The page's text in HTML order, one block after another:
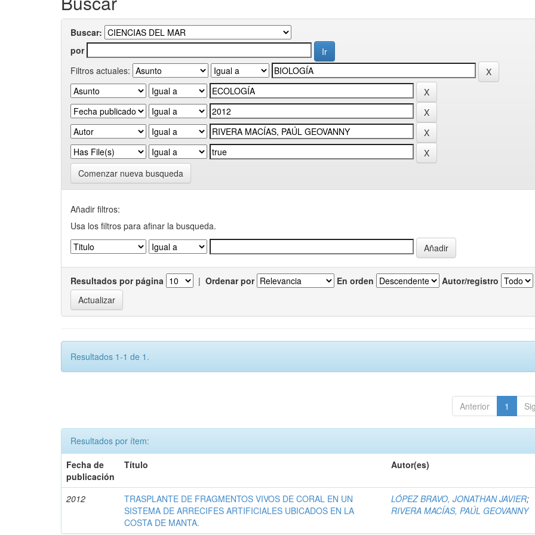
Buscar:
por
Filtros actuales:
Comenzar nueva busqueda
Añadir filtros:
Usa los filtros para afinar la busqueda.
Resultados por página | Ordenar por En orden Autor/registro
Resultados 1-1 de 1.
Anterior 1
Resultados por ítem:
Fecha de
publicación
Título Autor(es)
2012
TRASPLANTE DE FRAGMENTOS VIVOS DE CORAL EN UN
SISTEMA DE ARRECIFES ARTIFICIALES UBICADOS EN LA
COSTA DE MANTA.
LÓPEZ BRAVO, JONATHAN JAVIER;
RIVERA MACÍAS, PAÚL GEOVANNY